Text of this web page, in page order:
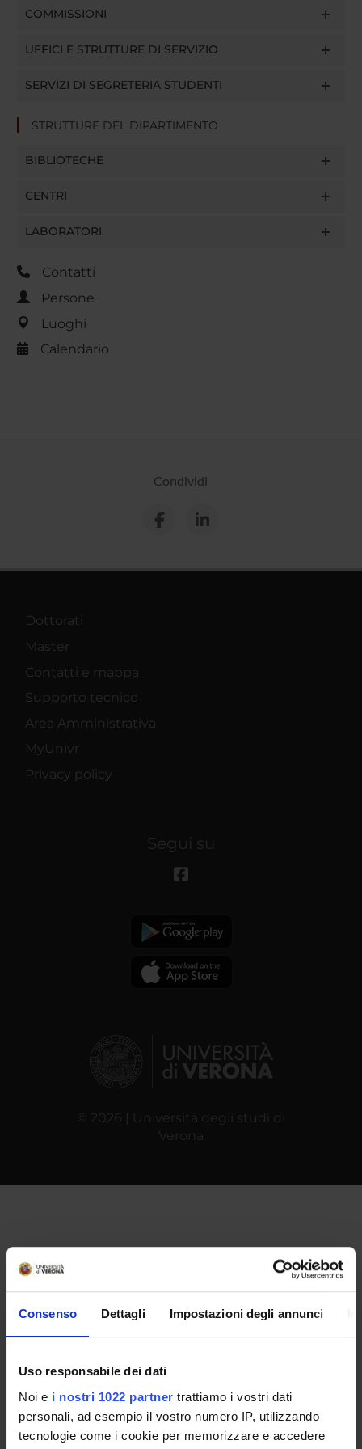
Consenso Dettagli Impostazioni degli annunci
Uso responsabile dei dati
Noi e i nostri 1022 partner trattiamo i vostri dati
personali, ad esempio il vostro numero IP, utilizzando
tecnologie come i cookie per memorizzare e accedere
COMMISSIONI
UFFICI E STRUTTURE DI SERVIZIO
SERVIZI DI SEGRETERIA STUDENTI
STRUTTURE DEL DIPARTIMENTO
BIBLIOTECHE
CENTRI
LABORATORI
Contatti
Persone
Luoghi
Calendario
Condividi
Dottorati
Master
Contatti e mappa
Supporto tecnico
Area Amministrativa
MyUnivr
Privacy policy
Segui su
© 2026 | Università degli studi di
Verona